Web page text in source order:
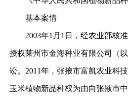
基本案情
2003年1月1日，经农业部核准
授权莱州市金海种业有限公司（
讼。2011年，张掖市富凯农业科
玉米植物新品种权为由向张掖市